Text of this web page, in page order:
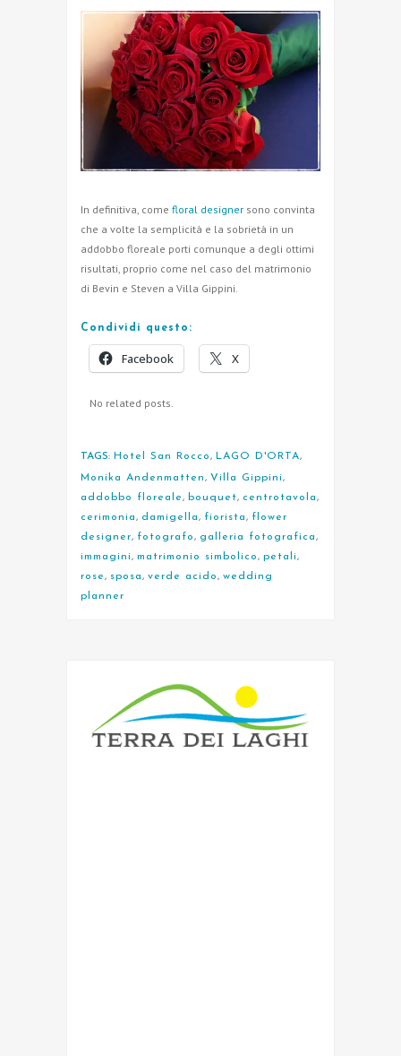
In definitiva, come floral designer sono convinta
che a volte la semplicità e la sobrietà in un
addobbo floreale porti comunque a degli ottimi
risultati, proprio come nel caso del matrimonio
di Bevin e Steven a Villa Gippini.
Condividi questo:
Facebook X
No related posts.
TAGS: Hotel San Rocco, LAGO D'ORTA,
Monika Andenmatten, Villa Gippini,
addobbo floreale, bouquet, centrotavola,
cerimonia, damigella, fiorista, flower
designer, fotografo, galleria fotografica,
immagini, matrimonio simbolico, petali,
rose, sposa, verde acido, wedding
planner